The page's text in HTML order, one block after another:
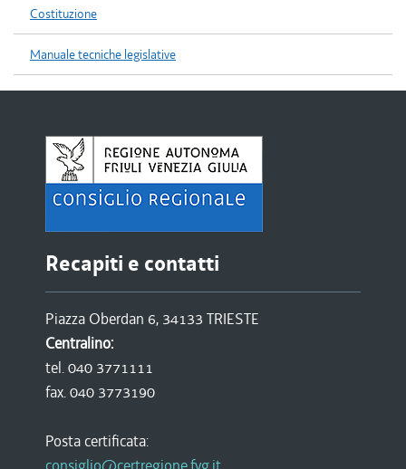
Costituzione
Manuale tecniche legislative
Recapiti e contatti
Piazza Oberdan 6, 34133 TRIESTE
Centralino:
tel. 040 3771111
fax. 040 3773190
Posta certificata: